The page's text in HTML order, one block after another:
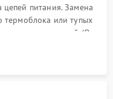
питания. Замена
термоблока или тупых
уплотнителей (O-
устранения